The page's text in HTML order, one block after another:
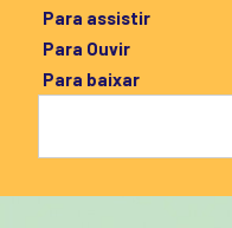
Para assistir
Para Ouvir
Para baixar